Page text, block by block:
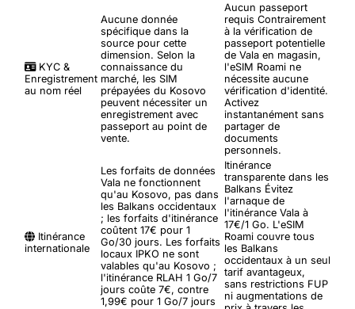
KYC &
Enregistrement
au nom réel
Aucune donnée
spécifique dans la
source pour cette
dimension. Selon la
connaissance du
marché, les SIM
prépayées du Kosovo
peuvent nécessiter un
enregistrement avec
passeport au point de
vente.
Aucun passeport
requis Contrairement
à la vérification de
passeport potentielle
de Vala en magasin,
l'eSIM Roami ne
nécessite aucune
vérification d'identité.
Activez
instantanément sans
partager de
documents
personnels.
Itinérance
internationale
Les forfaits de données
Vala ne fonctionnent
qu'au Kosovo, pas dans
les Balkans occidentaux
; les forfaits d'itinérance
coûtent 17€ pour 1
Go/30 jours. Les forfaits
locaux IPKO ne sont
valables qu'au Kosovo ;
l'itinérance RLAH 1 Go/7
jours coûte 7€, contre
1,99€ pour 1 Go/7 jours
Itinérance
transparente dans les
Balkans Évitez
l'arnaque de
l'itinérance Vala à
17€/1 Go. L'eSIM
Roami couvre tous
les Balkans
occidentaux à un seul
tarif avantageux,
sans restrictions FUP
ni augmentations de